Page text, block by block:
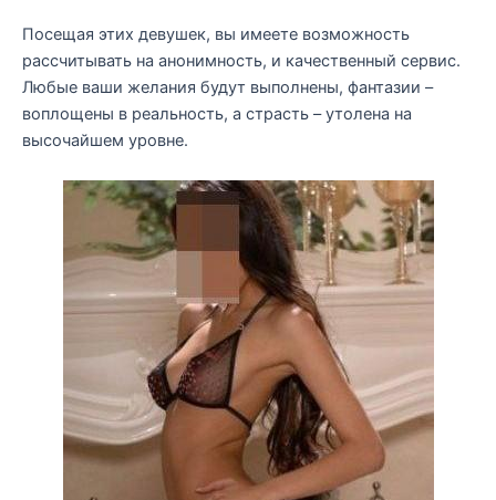
Посещая этих девушек, вы имеете возможность
рассчитывать на анонимность, и качественный сервис.
Любые ваши желания будут выполнены, фантазии –
воплощены в реальность, а страсть – утолена на
высочайшем уровне.